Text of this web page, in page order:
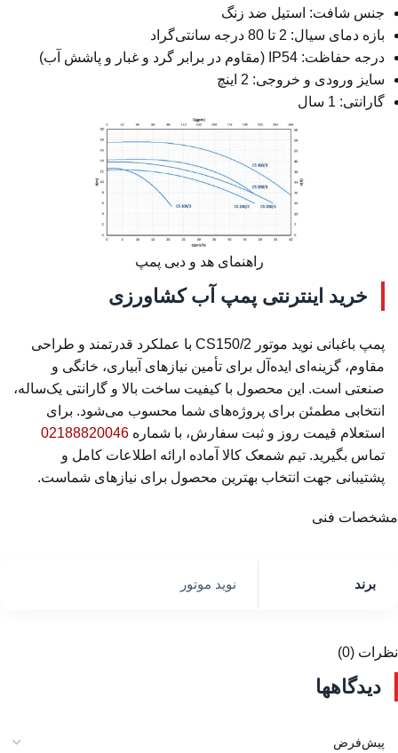
جنس شافت: استیل ضد زنگ
بازه دمای سیال: 2 تا 80 درجه سانتی‌گراد
درجه حفاظت: IP54 (مقاوم در برابر گرد و غبار و پاشش آب)
سایز ورودی و خروجی: 2 اینچ
گارانتی: 1 سال
راهنمای هد و دبی پمپ
خرید اینترنتی پمپ آب کشاورزی
پمپ باغبانی نوید موتور CS150/2 با عملکرد قدرتمند و طراحی
مقاوم، گزینه‌ای ایده‌آل برای تأمین نیازهای آبیاری، خانگی و
صنعتی است. این محصول با کیفیت ساخت بالا و گارانتی یک‌ساله،
انتخابی مطمئن برای پروژه‌های شما محسوب می‌شود. برای
استعلام قیمت روز و ثبت سفارش، با شماره 02188820046
تماس بگیرید. تیم شمعک کالا آماده ارائه اطلاعات کامل و
پشتیبانی جهت انتخاب بهترین محصول برای نیازهای شماست.
مشخصات فنی
برند نوید موتور
نظرات (0)
دیدگاهها